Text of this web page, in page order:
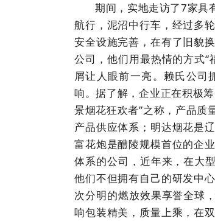
期间，实地走访了7家具
航行，泥沼中行车，经过多
安全设施完善，在有了旧貌
公司，他们用最热情的方式
屑让人眼前一亮。赖氏公司
响。据了解，企业正在积极
景烟花狂欢者”之称，产品质
产品供应体系；明达烟花是
富花炮是醴陵规模首位的企
体系的公司，近年来，在大
他们不但拥有自己的研发中
次分明的燃放效果享誉全球
响包装精美，质量上乘，在